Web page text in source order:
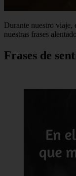
Durante nuestro viaje,
nuestras frases
Frases de